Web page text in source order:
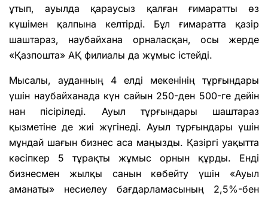
ұтып, ауылда қараусыз қалған ғимаратты өз
күшімен қалпына келтірді. Бұл ғимаратта қазір
шаштараз, наубайхана орналасқан, осы жерде
«Қазпошта» АҚ филиалы да жұмыс істейді.
Мысалы, ауданның 4 елді мекенінің тұрғындары
үшін наубайханада күн сайын 250-ден 500-ге дейін
нан пісіріледі. Ауыл тұрғындары шаштараз
қызметіне де жиі жүгінеді. Ауыл тұрғындары үшін
мұндай шағын бизнес аса маңызды. Қазіргі уақытта
кәсіпкер 5 тұрақты жұмыс орнын құрды. Енді
бизнесмен жылқы санын көбейту үшін «Ауыл
аманаты» несиелеу бағдарламасының 2,5%-бен